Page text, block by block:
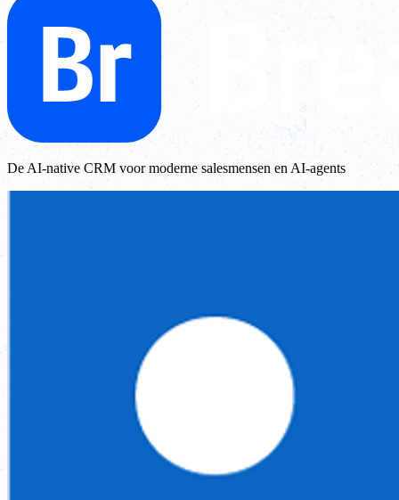
De AI-native CRM voor moderne salesmensen en AI-agents